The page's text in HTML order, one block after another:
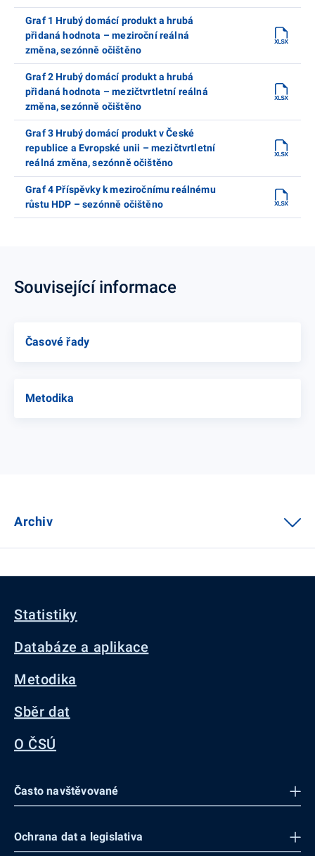
Graf 1 Hrubý domácí produkt a hrubá
přidaná hodnota – meziroční reálná
změna, sezónně očištěno
Graf 2 Hrubý domácí produkt a hrubá
přidaná hodnota – mezičtvrtletní reálná
změna, sezónně očištěno
Graf 3 Hrubý domácí produkt v České
republice a Evropské unii – mezičtvrtletní
reálná změna, sezónně očištěno
Graf 4 Příspěvky k meziročnímu reálnému
růstu HDP – sezónně očištěno
Související informace
Časové řady
Metodika
Archiv
Statistiky
Databáze a aplikace
Metodika
Sběr dat
O ČSÚ
Často navštěvované
Ochrana dat a legislativa